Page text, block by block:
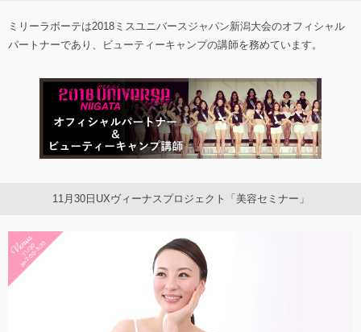
ミリーラボーテは2018ミスユニバースジャパン新潟大会のオフィシャル
パートナーであり、ビューティーキャンプの講師を務めています。
11月30日UXヴィーナスプロジェクト「美容セミナー」